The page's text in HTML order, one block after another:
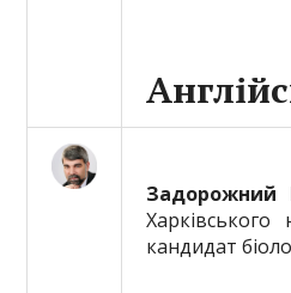
Задорожний
Харківського
кандидат